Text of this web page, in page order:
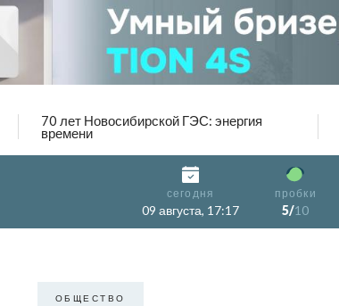
70 лет Новосибирской ГЭС: энергия
времени
сегодня
09 августа, 17:17
пробки
5/10
ОБЩЕСТВО